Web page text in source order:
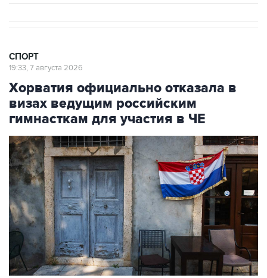
СПОРТ
19:33, 7 августа 2026
Хорватия официально отказала в
визах ведущим российским
гимнасткам для участия в ЧЕ